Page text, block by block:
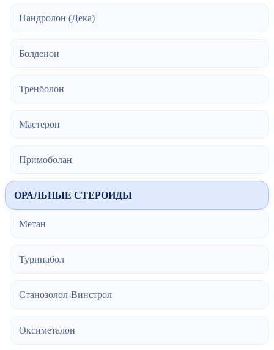
Нандролон (Дека)
Болденон
Тренболон
Мастерон
Примоболан
ОРАЛЬНЫЕ СТЕРОИДЫ
Метан
Туринабол
Станозолол-Винстрол
Оксиметалон